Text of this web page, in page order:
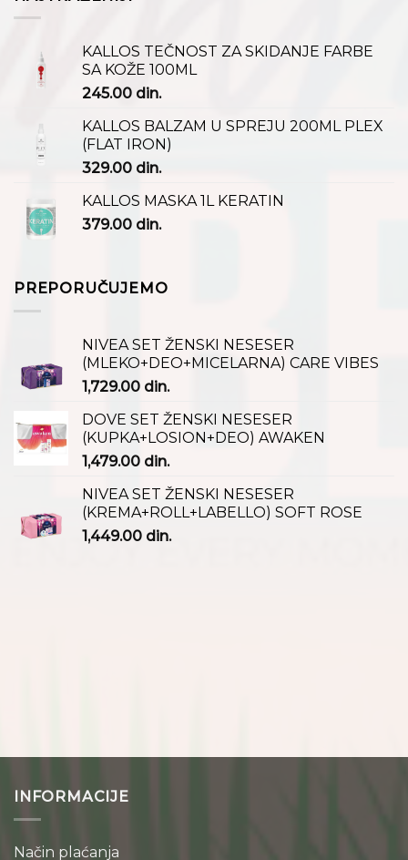
KALLOS TEČNOST ZA SKIDANJE FARBE
SA KOŽE 100ML
245.00 din.
KALLOS BALZAM U SPREJU 200ML PLEX
(FLAT IRON)
329.00 din.
KALLOS MASKA 1L KERATIN
379.00 din.
PREPORUČUJEMO
NIVEA SET ŽENSKI NESESER
(MLEKO+DEO+MICELARNA) CARE VIBES
1,729.00 din.
DOVE SET ŽENSKI NESESER
(KUPKA+LOSION+DEO) AWAKEN
1,479.00 din.
NIVEA SET ŽENSKI NESESER
(KREMA+ROLL+LABELLO) SOFT ROSE
1,449.00 din.
INFORMACIJE
Način plaćanja